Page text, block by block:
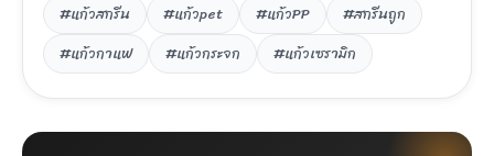
#แก้วสกรีน
#แก้วpet #แก้วPP
#สกรีนถูก
#แก้วกาแฟ
#แก้วกระจก #แก้วเซรามิก